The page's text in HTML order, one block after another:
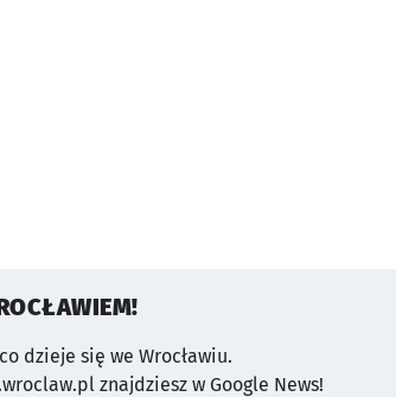
dzieje się we Wrocławiu.
znajdziesz w Google News!